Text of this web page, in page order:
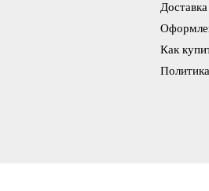
Как